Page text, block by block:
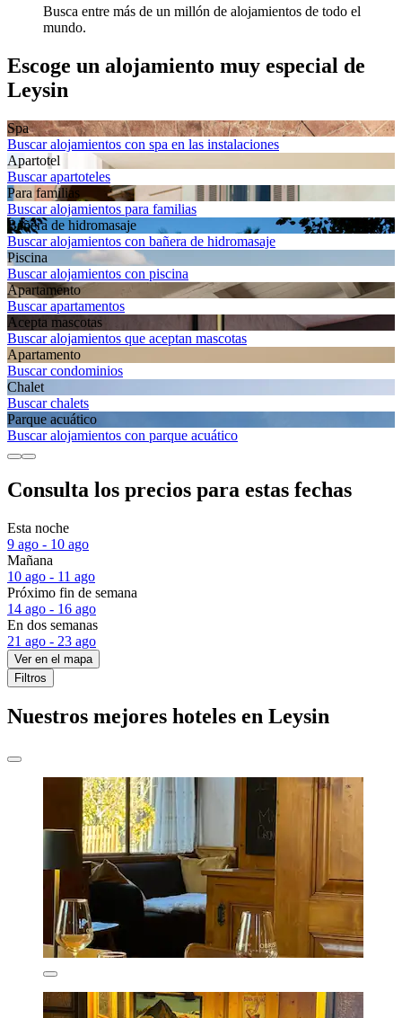
Busca entre más de un millón de alojamientos de todo el
mundo.
Escoge un alojamiento muy especial de
Leysin
Spa
Buscar alojamientos con spa en las instalaciones
Apartotel
Buscar apartoteles
Para familias
Buscar alojamientos para familias
Bañera de hidromasaje
Buscar alojamientos con bañera de hidromasaje
Piscina
Buscar alojamientos con piscina
Apartamento
Buscar apartamentos
Acepta mascotas
Buscar alojamientos que aceptan mascotas
Apartamento
Buscar condominios
Chalet
Buscar chalets
Parque acuático
Buscar alojamientos con parque acuático
Consulta los precios para estas fechas
Esta noche
9 ago - 10 ago
Mañana
10 ago - 11 ago
Próximo fin de semana
14 ago - 16 ago
En dos semanas
21 ago - 23 ago
Ver en el mapa
Filtros
Nuestros mejores hoteles en Leysin